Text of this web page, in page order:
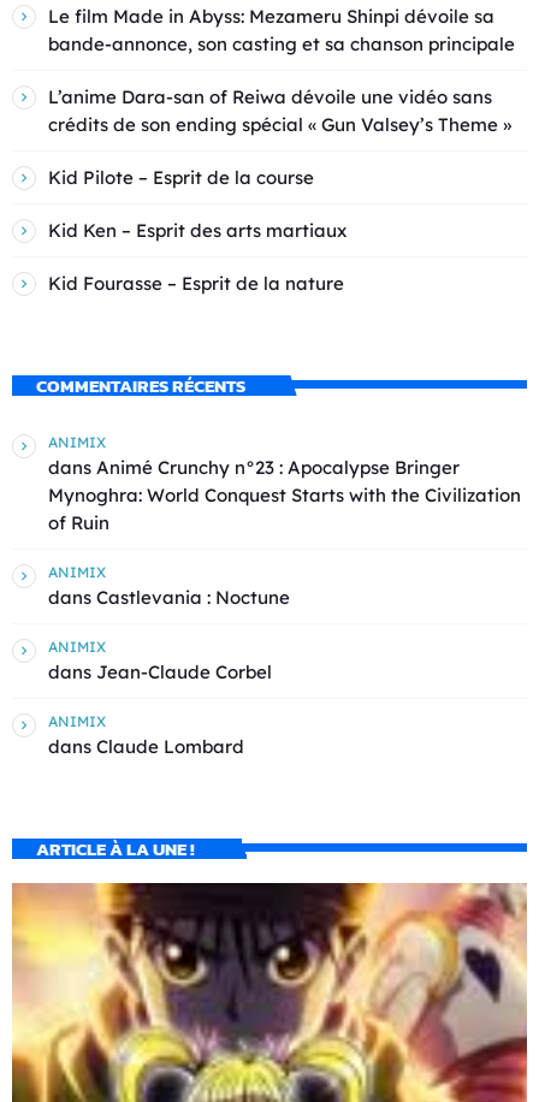
Le film Made in Abyss: Mezameru Shinpi dévoile sa
bande-annonce, son casting et sa chanson principale
L’anime Dara-san of Reiwa dévoile une vidéo sans
crédits de son ending spécial « Gun Valsey’s Theme »
Kid Pilote – Esprit de la course
Kid Ken – Esprit des arts martiaux
Kid Fourasse – Esprit de la nature
COMMENTAIRES RÉCENTS
ANIMIX
dans Animé Crunchy n°23 : Apocalypse Bringer
Mynoghra: World Conquest Starts with the Civilization
of Ruin
ANIMIX
dans Castlevania : Noctune
ANIMIX
dans Jean-Claude Corbel
ANIMIX
dans Claude Lombard
ARTICLE À LA UNE !